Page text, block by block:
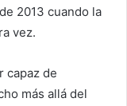
2013 cuando la
vez.
capaz de
más allá del